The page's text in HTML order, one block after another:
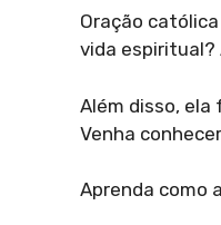
Oração
vida espiritual?
Além disso, ela
Venha
Aprenda como